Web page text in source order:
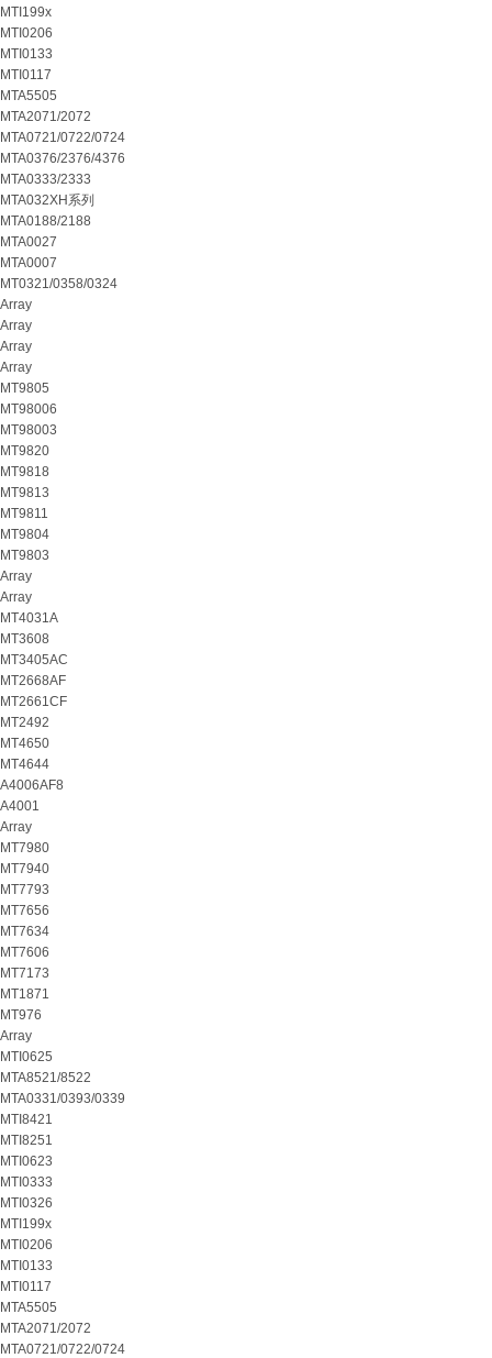
MTI199x
MTI0206
MTI0133
MTI0117
MTA5505
MTA2071/2072
MTA0721/0722/0724
MTA0376/2376/4376
MTA0333/2333
MTA032XH系列
MTA0188/2188
MTA0027
MTA0007
MT0321/0358/0324
Array
Array
Array
Array
MT9805
MT98006
MT98003
MT9820
MT9818
MT9813
MT9811
MT9804
MT9803
Array
Array
MT4031A
MT3608
MT3405AC
MT2668AF
MT2661CF
MT2492
MT4650
MT4644
A4006AF8
A4001
Array
MT7980
MT7940
MT7793
MT7656
MT7634
MT7606
MT7173
MT1871
MT976
Array
MTI0625
MTA8521/8522
MTA0331/0393/0339
MTI8421
MTI8251
MTI0623
MTI0333
MTI0326
MTI199x
MTI0206
MTI0133
MTI0117
MTA5505
MTA2071/2072
MTA0721/0722/0724